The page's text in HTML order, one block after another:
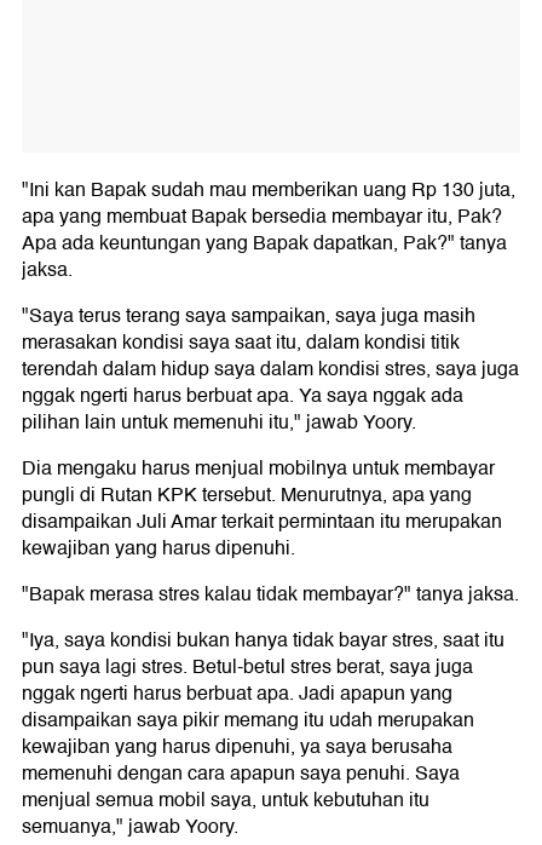
"Ini kan Bapak sudah mau memberikan uang Rp 130 juta,
apa yang membuat Bapak bersedia membayar itu, Pak?
Apa ada keuntungan yang Bapak dapatkan, Pak?" tanya
jaksa.
"Saya terus terang saya sampaikan, saya juga masih
merasakan kondisi saya saat itu, dalam kondisi titik
terendah dalam hidup saya dalam kondisi stres, saya juga
nggak ngerti harus berbuat apa. Ya saya nggak ada
pilihan lain untuk memenuhi itu," jawab Yoory.
Dia mengaku harus menjual mobilnya untuk membayar
pungli di Rutan KPK tersebut. Menurutnya, apa yang
disampaikan Juli Amar terkait permintaan itu merupakan
kewajiban yang harus dipenuhi.
"Bapak merasa stres kalau tidak membayar?" tanya jaksa.
"Iya, saya kondisi bukan hanya tidak bayar stres, saat itu
pun saya lagi stres. Betul-betul stres berat, saya juga
nggak ngerti harus berbuat apa. Jadi apapun yang
disampaikan saya pikir memang itu udah merupakan
kewajiban yang harus dipenuhi, ya saya berusaha
memenuhi dengan cara apapun saya penuhi. Saya
menjual semua mobil saya, untuk kebutuhan itu
semuanya," jawab Yoory.